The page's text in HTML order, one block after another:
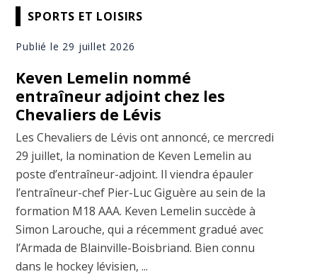
SPORTS ET LOISIRS
Publié le 29 juillet 2026
Keven Lemelin nommé
entraîneur adjoint chez les
Chevaliers de Lévis
Les Chevaliers de Lévis ont annoncé, ce mercredi
29 juillet, la nomination de Keven Lemelin au
poste d’entraîneur-adjoint. Il viendra épauler
l’entraîneur-chef Pier-Luc Giguère au sein de la
formation M18 AAA. Keven Lemelin succède à
Simon Larouche, qui a récemment gradué avec
l’Armada de Blainville-Boisbriand. Bien connu
dans le hockey lévisien, ...